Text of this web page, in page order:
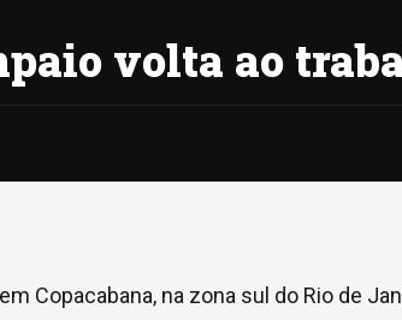
volta ao
Copacabana, na zona sul do Rio de